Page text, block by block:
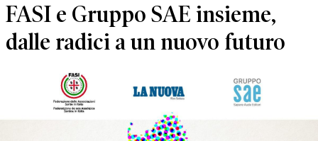
FASI e Gruppo SAE insieme,
dalle radici a un nuovo futuro